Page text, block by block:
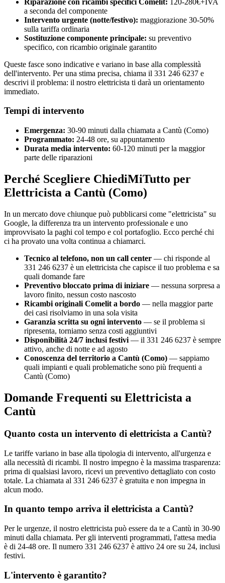
a seconda del componente
Intervento urgente (notte/festivo): maggiorazione 30-50%
sulla tariffa ordinaria
Sostituzione componente principale: su preventivo
specifico, con ricambio originale garantito
Queste fasce sono indicative e variano in base alla complessità
dell'intervento. Per una stima precisa, chiama il 331 246 6237 e
descrivi il problema: il nostro elettricista ti darà un orientamento
immediato.
Tempi di intervento
Emergenza: 30-90 minuti dalla chiamata a Cantù (Como)
Programmato: 24-48 ore, su appuntamento
Durata media intervento: 60-120 minuti per la maggior
parte delle riparazioni
Perché Scegliere ChiediMiTutto per
Elettricista a Cantù (Como)
In un mercato dove chiunque può pubblicarsi come "elettricista" su
Google, la differenza tra un intervento professionale e uno
improvvisato la paghi col tempo e col portafoglio. Ecco perché chi
ci ha provato una volta continua a chiamarci.
Tecnico al telefono, non un call center — chi risponde al
331 246 6237 è un elettricista che capisce il tuo problema e sa
quali domande fare
Preventivo bloccato prima di iniziare — nessuna sorpresa a
lavoro finito, nessun costo nascosto
Ricambi originali Comelit a bordo — nella maggior parte
dei casi risolviamo in una sola visita
Garanzia scritta su ogni intervento — se il problema si
ripresenta, torniamo senza costi aggiuntivi
Disponibilità 24/7 inclusi festivi — il 331 246 6237 è sempre
attivo, anche di notte e ad agosto
Conoscenza del territorio a Cantù (Como) — sappiamo
quali impianti e quali problematiche sono più frequenti a
Cantù (Como)
Domande Frequenti su Elettricista a
Cantù
Quanto costa un intervento di elettricista a Cantù?
Le tariffe variano in base alla tipologia di intervento, all'urgenza e
alla necessità di ricambi. Il nostro impegno è la massima trasparenza:
prima di qualsiasi lavoro, ricevi un preventivo dettagliato con costo
totale. La chiamata al 331 246 6237 è gratuita e non impegna in
alcun modo.
In quanto tempo arriva il elettricista a Cantù?
Per le urgenze, il nostro elettricista può essere da te a Cantù in 30-90
minuti dalla chiamata. Per gli interventi programmati, l'attesa media
è di 24-48 ore. Il numero 331 246 6237 è attivo 24 ore su 24, inclusi
festivi.
L'intervento è garantito?